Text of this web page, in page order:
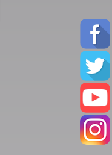
من داعش حاولا زرع